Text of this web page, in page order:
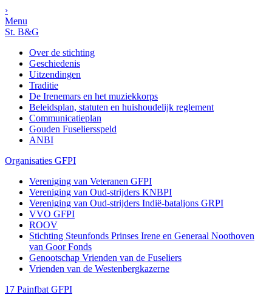
›
Menu
St. B&G
Over de stichting
Geschiedenis
Uitzendingen
Traditie
De Irenemars en het muziekkorps
Beleidsplan, statuten en huishoudelijk reglement
Communicatieplan
Gouden Fuseliersspeld
ANBI
Organisaties GFPI
Vereniging van Veteranen GFPI
Vereniging van Oud-strijders KNBPI
Vereniging van Oud-strijders Indië-bataljons GRPI
VVO GFPI
ROOV
Stichting Steunfonds Prinses Irene en Generaal Noothoven
van Goor Fonds
Genootschap Vrienden van de Fuseliers
Vrienden van de Westenbergkazerne
17 Painfbat GFPI